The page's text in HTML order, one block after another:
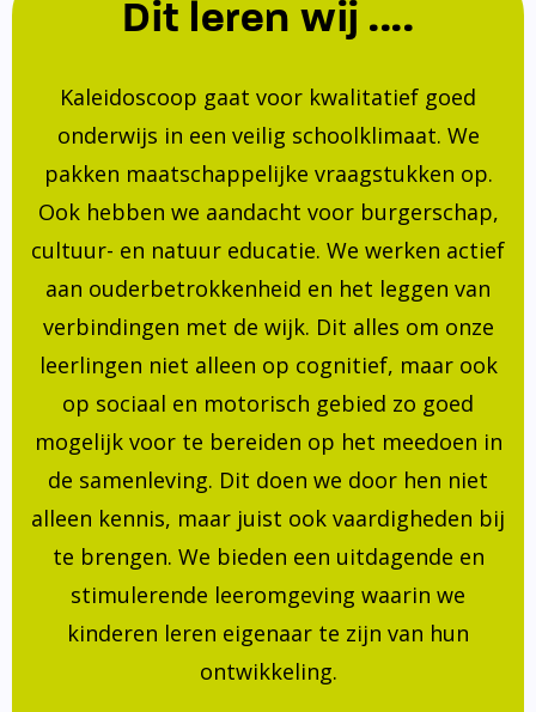
Dit leren wij ....
Kaleidoscoop gaat voor kwalitatief goed
onderwijs in een veilig schoolklimaat. We
pakken maatschappelijke vraagstukken op.
Ook hebben we aandacht voor burgerschap,
cultuur- en natuur educatie. We werken actief
aan ouderbetrokkenheid en het leggen van
verbindingen met de wijk. Dit alles om onze
leerlingen niet alleen op cognitief, maar ook
op sociaal en motorisch gebied zo goed
mogelijk voor te bereiden op het meedoen in
de samenleving. Dit doen we door hen niet
alleen kennis, maar juist ook vaardigheden bij
te brengen. We bieden een uitdagende en
stimulerende leeromgeving waarin we
kinderen leren eigenaar te zijn van hun
ontwikkeling.